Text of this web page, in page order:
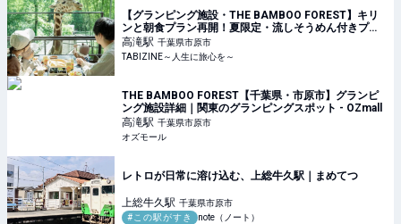
【グランピング施設・THE BAMBOO FOREST】キリ
ンと朝食プラン再開！夏限定・流しそうめん付きプラ
ンも｜千葉県 | TABIZINE～人生に旅心を～
高滝駅 千葉県市原市
TABIZINE～人生に旅心を～
THE BAMBOO FOREST【千葉県・市原市】グランピ
ング施設詳細｜関東のグランピングスポット - OZmall
高滝駅 千葉県市原市
オズモール
レトロが日常に溶け込む、上総牛久駅｜まめてつ
上総牛久駅 千葉県市原市
#この駅がすき
note（ノート）